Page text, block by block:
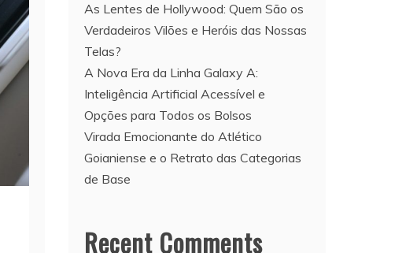
As Lentes de Hollywood: Quem São os
Verdadeiros Vilões e Heróis das Nossas
Telas?
A Nova Era da Linha Galaxy A:
Inteligência Artificial Acessível e
Opções para Todos os Bolsos
Virada Emocionante do Atlético
Goianiense e o Retrato das Categorias
de Base
Recent Comments